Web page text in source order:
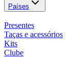
Países
Presentes
Taças e acessórios
Kits
Clube